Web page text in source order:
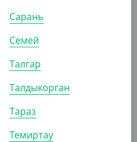
Сарань
Семей
Талгар
Талдыкорган
Тараз
Темиртау